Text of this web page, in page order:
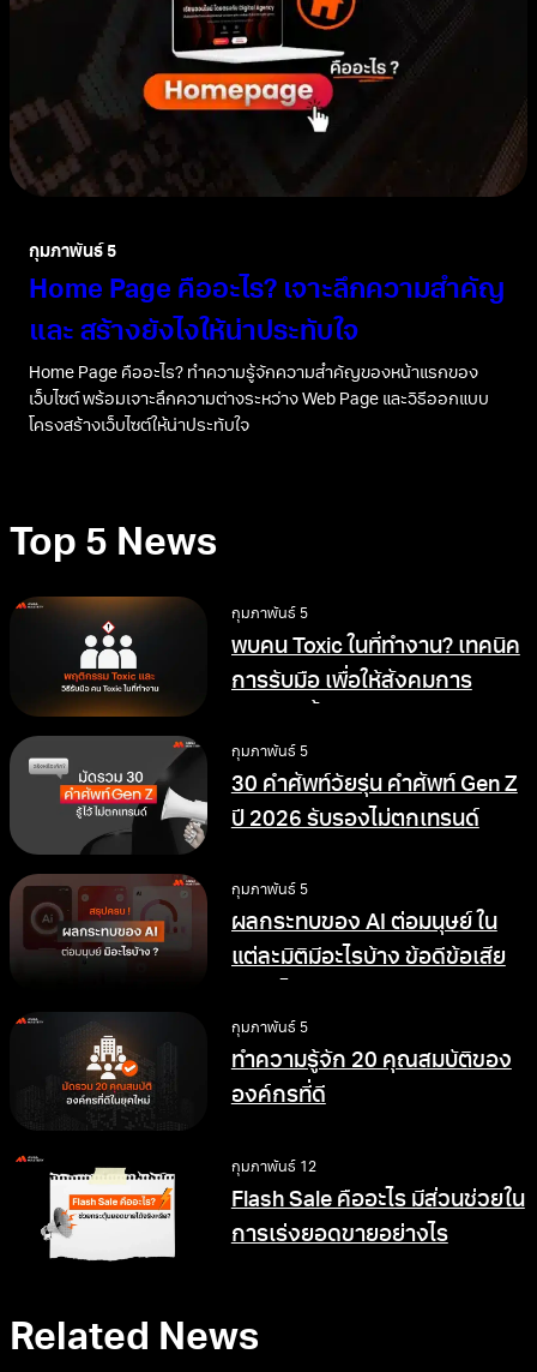
กุมภาพันธ์ 5
Home Page คืออะไร? เจาะลึกความสำคัญ
และ สร้างยังไงให้น่าประทับใจ
Home Page คืออะไร? ทำความรู้จักความสำคัญของหน้าแรกของ
เว็บไซต์ พร้อมเจาะลึกความต่างระหว่าง Web Page และวิธีออกแบบ
โครงสร้างเว็บไซต์ให้น่าประทับใจ
Top 5 News
กุมภาพันธ์ 5
พบคน Toxic ในที่ทำงาน? เทคนิค
การรับมือ เพื่อให้สังคมการ
กุมภาพันธ์ 5
30 คำศัพท์วัยรุ่น คำศัพท์ Gen Z
ปี 2026 รับรองไม่ตกเทรนด์
กุมภาพันธ์ 5
ผลกระทบของ AI ต่อมนุษย์ ใน
แต่ละมิติมีอะไรบ้าง ข้อดีข้อเสีย
กุมภาพันธ์ 5
ทำความรู้จัก 20 คุณสมบัติของ
องค์กรที่ดี
กุมภาพันธ์ 12
Flash Sale คืออะไร มีส่วนช่วยใน
การเร่งยอดขายอย่างไร
Related News